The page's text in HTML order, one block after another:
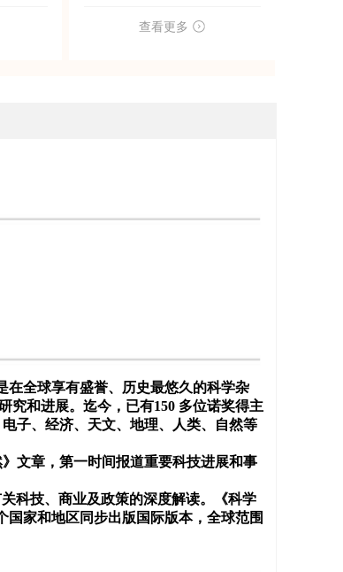
查看更多
在全球享有盛誉、历史最悠久的科学杂
究和进展。迄今，已有150 多位诺奖得主
子、经济、天文、地理、人类、自然等
文章，第一时间报道重要科技进展和事
科技、商业及政策的深度解读。《科学
家和地区同步出版国际版本，全球范围